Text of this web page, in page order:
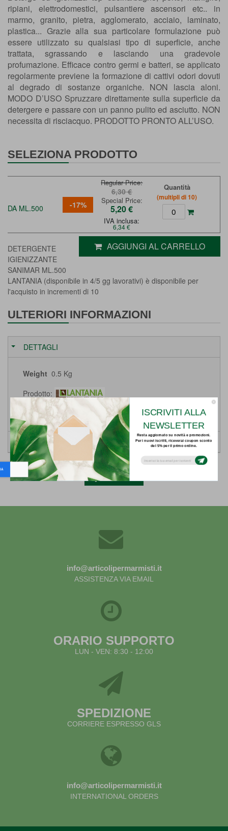
ISCRIVITI ALLA
NEWSLETTER
Resta aggiornato su novità e promozioni.
Per i nuovi iscritti, riceverai coupon sconto
del 5% per il primo ordine.
ripiani, elettrodomestici, pulsantiere ascensori etc.. in
marmo, granito, pietra, agglomerato, acciaio, laminato,
plastica... Grazie alla sua particolare formulazione può
essere utilizzato su qualsiasi tipo di superficie, anche
trattata, sgrassando e lasciando una gradevole
profumazione. Efficace contro germi e batteri, se applicato
regolarmente previene la formazione di cattivi odori dovuti
al degrado di sostanze organiche. NON lascia aloni.
MODO D’USO Spruzzare direttamente sulla superficie da
detergere e passare con un panno pulito ed asciutto. NON
necessita di risciacquo. PRODOTTO PRONTO ALL’USO.
SELEZIONA PRODOTTO
DA ML.500 -17%
Regular Price
6,30 €
Special Price
5,20 €
IVA inclusa:
6,34 €
Quantità
(multipli di 10)
AGGIUNGI AL CARRELLO
DETERGENTE
IGIENIZZANTE
SANIMAR ML.500
LANTANIA (disponibile in 4/5 gg lavorativi) è disponibile per
l'acquisto in incrementi di 10
ULTERIORI INFORMAZIONI
DETTAGLI
Weight 0.5 Kg
Prodotto:
Vedi tutti i prodotti LANTANIA
SCHEDE
Indietro
info@articolipermarmisti.it
ASSISTENZA VIA EMAIL
ORARIO SUPPORTO
LUN - VEN: 8:30 - 12:00
SPEDIZIONE
CORRIERE ESPRESSO GLS
info@articolipermarmisti.it
INTERNATIONAL ORDERS